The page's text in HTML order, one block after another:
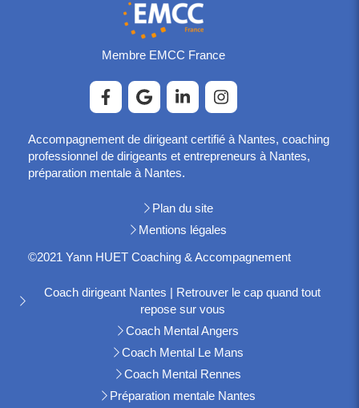
Membre EMCC France
Accompagnement de dirigeant certifié à Nantes, coaching
professionnel de dirigeants et entrepreneurs à Nantes,
préparation mentale à Nantes.
Plan du site
Mentions légales
©2021 Yann HUET Coaching & Accompagnement
Coach dirigeant Nantes | Retrouver le cap quand tout
repose sur vous
Coach Mental Angers
Coach Mental Le Mans
Coach Mental Rennes
Préparation mentale Nantes